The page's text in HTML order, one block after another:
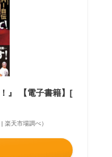
』 【電子書籍】[
楽天市場調べ）